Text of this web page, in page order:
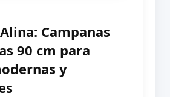
Campanas
90 cm para
y